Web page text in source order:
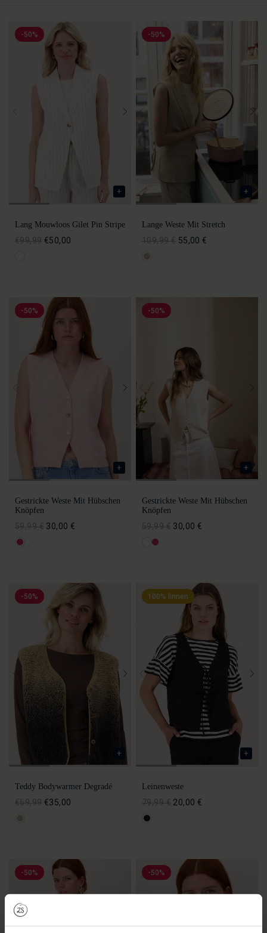
-50%
Lang Mouwloos Gilet Pin Stripe
€99,99 €50,00
-50%
Lange Weste Mit Stretch
109,99 € 55,00 €
-50%
Gestrickte Weste Mit Hübschen
Knöpfen
59,99 € 30,00 €
-50%
Gestrickte Weste Mit Hübschen
Knöpfen
59,99 € 30,00 €
-50%
Teddy Bodywarmer Degradé
€69,99 €35,00
100% linnen
Leinenweste
79,99 € 20,00 €
-50% -50%